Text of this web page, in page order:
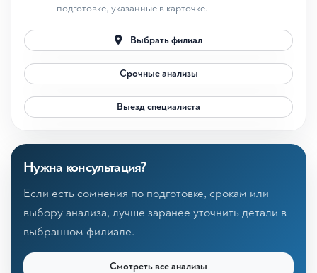
подготовке, указанные в карточке.
Выбрать филиал
Срочные анализы
Выезд специалиста
Нужна консультация?
Если есть сомнения по подготовке, срокам или
выбору анализа, лучше заранее уточнить детали в
выбранном филиале.
Смотреть все анализы